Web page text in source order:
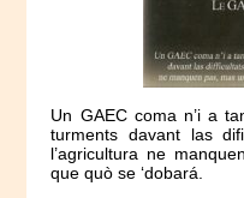
Un GAEC coma n’i a
turments davant las
l’agricultura ne
que quò se ‘dobará.